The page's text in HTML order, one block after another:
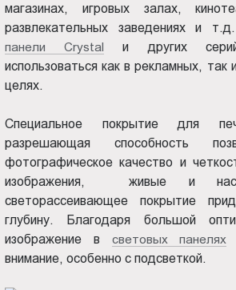
магазинах, игровых залах,
развлекательных заведениях и
панели Crystal и других
использоваться как в рекламных,
целях.
Специальное покрытие для
разрешающая способность
фотографическое качество и
изображения, живые и
светорассеивающее покрытие
глубину. Благодаря большой
изображение в световых панелях
внимание, особенно с подсветкой.